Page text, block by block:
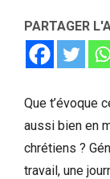
PARTAGER
Que t’évoque
aussi bien en
chrétiens ?
travail, une